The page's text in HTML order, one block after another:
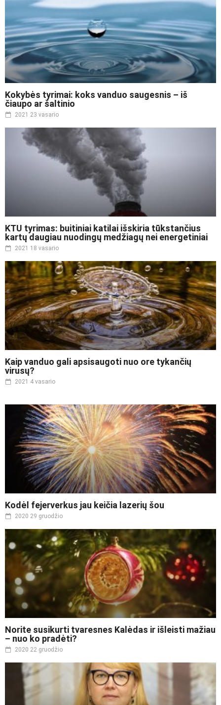
Kokybės tyrimai: koks vanduo saugesnis – iš
čiaupo ar šaltinio
2021 23 vasario
KTU tyrimas: buitiniai katilai išskiria tūkstančius
kartų daugiau nuodingų medžiagų nei energetiniai
2021 18 vasario
Kaip vanduo gali apsisaugoti nuo ore tykančių
virusų?
2021 4 vasario
Kodėl fejerverkus jau keičia lazerių šou
2020 29 gruodžio
Norite susikurti tvaresnes Kalėdas ir išleisti mažiau
– nuo ko pradėti?
2020 22 gruodžio